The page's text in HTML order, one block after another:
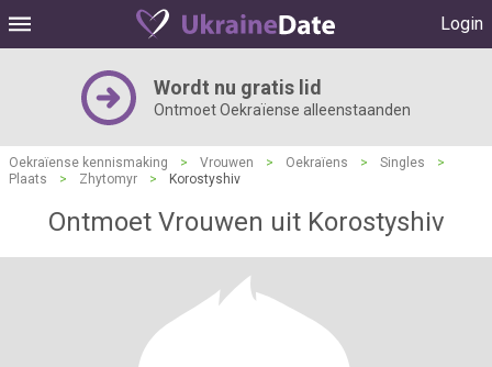
Login
Wordt nu gratis lid
Ontmoet Oekraïense alleenstaanden
Oekraïense kennismaking > Vrouwen > Oekraïens > Singles
>
Plaats
> Zhytomyr > Korostyshiv
Ontmoet Vrouwen uit Korostyshiv